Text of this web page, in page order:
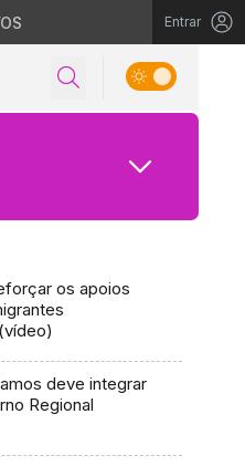
Entrar
os apoios
deve integrar
Regional